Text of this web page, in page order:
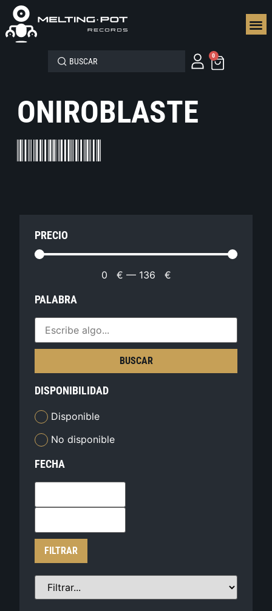
0
ONIROBLASTE
PRECIO
0 € — 136 €
PALABRA
BUSCAR
DISPONIBILIDAD
Disponible
No disponible
FECHA
FILTRAR